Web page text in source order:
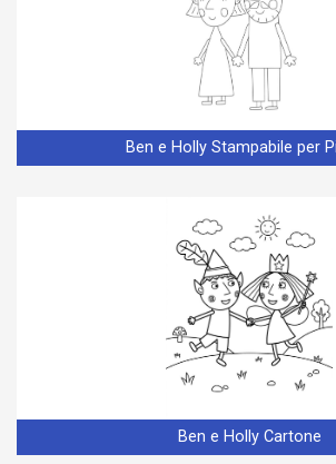
Ben e Holly Stampabile per
Ben e Holly Cartone